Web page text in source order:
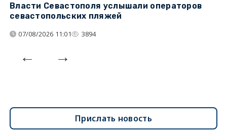
Власти Севастополя услышали операторов
севастопольских пляжей
07/08/2026 11:01 3894
Прислать новость